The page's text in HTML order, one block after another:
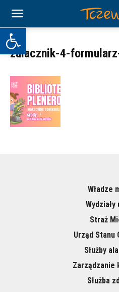
Otwórz pasek narzędzi
zalacznik-4-
Władze
Wydziały
Straż
Urząd Stanu
Służby
Zarządzanie
Służba